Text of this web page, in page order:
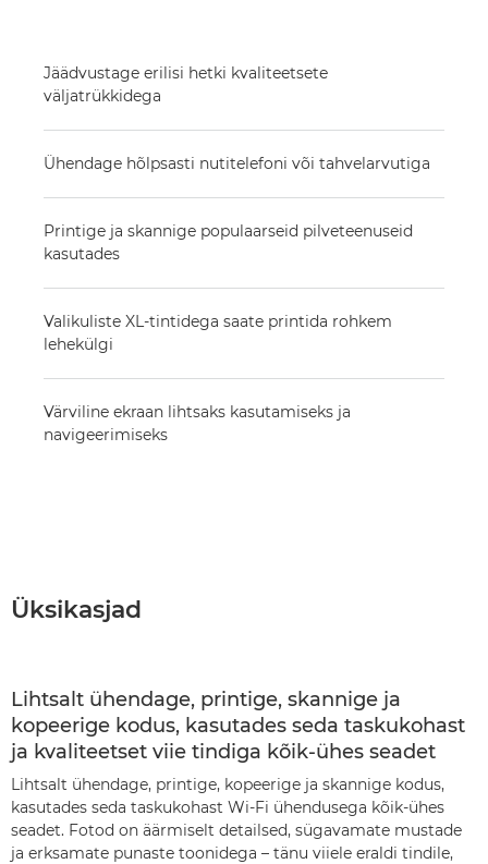
Jäädvustage erilisi hetki kvaliteetsete
väljatrükkidega
Ühendage hõlpsasti nutitelefoni või tahvelarvutiga
Printige ja skannige populaarseid pilveteenuseid
kasutades
Valikuliste XL-tintidega saate printida rohkem
lehekülgi
Värviline ekraan lihtsaks kasutamiseks ja
navigeerimiseks
Üksikasjad
Lihtsalt ühendage, printige, skannige ja
kopeerige kodus, kasutades seda taskukohast
ja kvaliteetset viie tindiga kõik-ühes seadet
Lihtsalt ühendage, printige, kopeerige ja skannige kodus,
kasutades seda taskukohast Wi-Fi ühendusega kõik-ühes
seadet. Fotod on äärmiselt detailsed, sügavamate mustade
ja erksamate punaste toonidega – tänu viiele eraldi tindile,